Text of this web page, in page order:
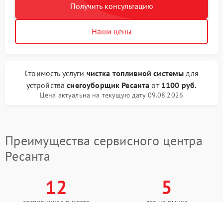
Получить консультацию
Наши цены
Стоимость услуги чистка топливной системы для
устройстваснегоуборщик Ресанта от 1100 руб.
Цена актуальна на текущую дату 09.08.2026
Преимущества сервисного центра
Ресанта
12 5